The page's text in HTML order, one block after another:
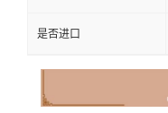
是否进口